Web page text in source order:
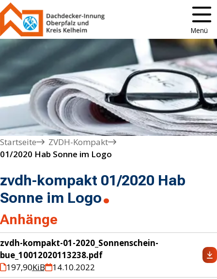
Menü
Startseite
ZVDH-Kompakt
01/2020 Hab Sonne im Logo
zvdh-kompakt 01/2020 Hab
Sonne im Logo
Anhänge
zvdh-kompakt-01-2020_Sonnenschein-
bue_10012020113238.pdf
197,90KiB 14.10.2022